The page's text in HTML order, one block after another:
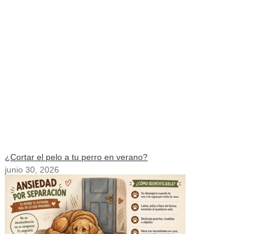
¿Cortar el pelo a tu perro en verano?
junio 30, 2026